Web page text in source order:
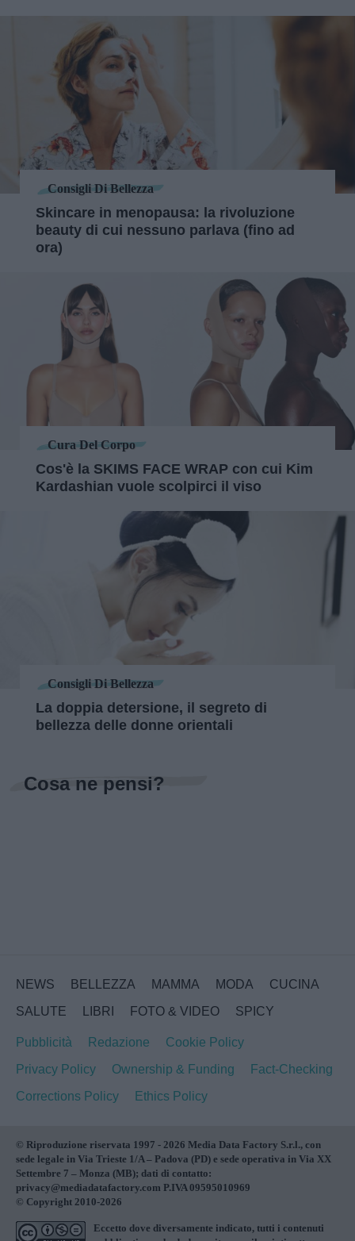
Consigli Di Bellezza
Skincare in menopausa: la rivoluzione
beauty di cui nessuno parlava (fino ad
ora)
Cura Del Corpo
Cos'è la SKIMS FACE WRAP con cui Kim
Kardashian vuole scolpirci il viso
Consigli Di Bellezza
La doppia detersione, il segreto di
bellezza delle donne orientali
Cosa ne pensi?
NEWS BELLEZZA MAMMA MODA
CUCINA
SALUTE
LIBRI FOTO & VIDEO SPICY
Pubblicità Redazione
Cookie Policy
Privacy Policy
Ownership & Funding
Fact-Checking
Corrections Policy
Ethics Policy
© Riproduzione riservata 1997 - 2026 Media Data Factory S.r.l., con
sede legale in Via Trieste 1/A – Padova (PD) e sede operativa in Via XX
Settembre 7 – Monza (MB); dati di contatto:
privacy@mediadatafactory.com P.IVA 09595010969
© Copyright 2010-2026
Eccetto dove diversamente indicato, tutti i contenuti